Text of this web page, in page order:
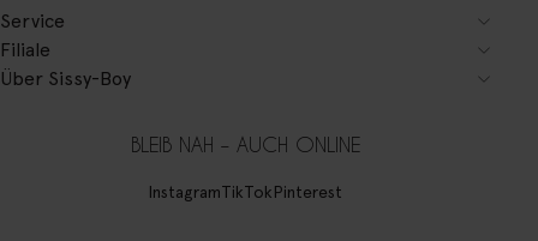
Service
Filiale
Über Sissy-Boy
BLEIB NAH – AUCH ONLINE
InstagramTikTokPinterest